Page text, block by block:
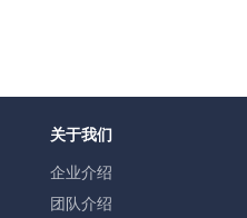
关于我们
企业介绍
团队介绍